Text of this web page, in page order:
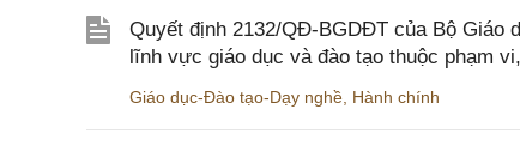
Quyết định 2132/QĐ-BGDĐT của Bộ Giáo
lĩnh vực giáo dục và đào tạo thuộc phạm
Giáo dục-Đào tạo-Dạy nghề Hành chính